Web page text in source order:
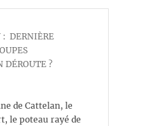
: DERNIÈRE
DÉROUTE ?
de Cattelan, le
le poteau rayé de